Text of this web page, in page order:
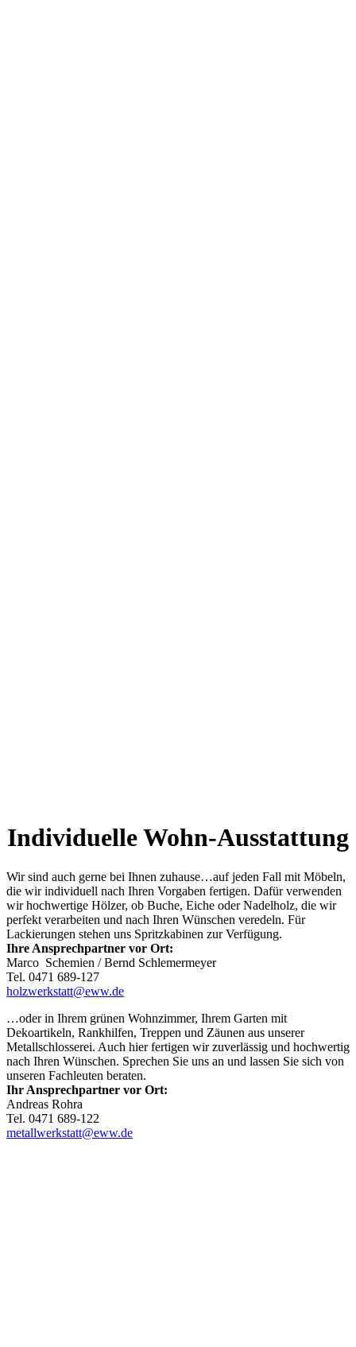
Individuelle Wohn-Ausstattung
Wir sind auch gerne bei Ihnen zuhause…auf jeden Fall mit Möbeln,
die wir individuell nach Ihren Vorgaben fertigen. Dafür verwenden
wir hochwertige Hölzer, ob Buche, Eiche oder Nadelholz, die wir
perfekt verarbeiten und nach Ihren Wünschen veredeln. Für
Lackierungen stehen uns Spritzkabinen zur Verfügung.
Ihre Ansprechpartner vor Ort:
Marco Schemien / Bernd Schlemermeyer
Tel. 0471 689-127
holzwerkstatt@eww.de
…oder in Ihrem grünen Wohnzimmer, Ihrem Garten mit
Dekoartikeln, Rankhilfen, Treppen und Zäunen aus unserer
Metallschlosserei. Auch hier fertigen wir zuverlässig und hochwertig
nach Ihren Wünschen. Sprechen Sie uns an und lassen Sie sich von
unseren Fachleuten beraten.
Ihr Ansprechpartner vor Ort:
Andreas Rohra
Tel. 0471 689-122
metallwerkstatt@eww.de